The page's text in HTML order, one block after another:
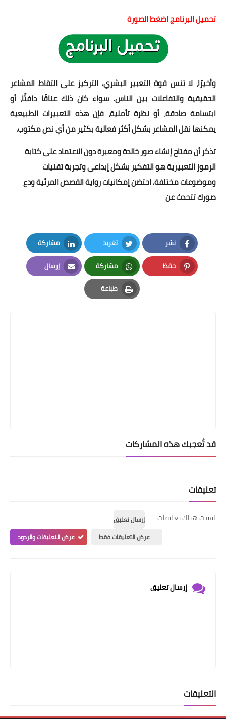
تحميل البرنامج اضغط الصورة
وأخيرًا، لا تنس قوة التعبير البشري. التركيز على التقاط المشاعر
الحقيقية والتفاعلات بين الناس. سواء كان ذلك عناقًا دافئًا، أو
ابتسامة صادقة، أو نظرة تأملية، فإن هذه التعبيرات الطبيعية
يمكنها نقل المشاعر بشكل أكثر فعالية بكثير من أي نص مكتوب.
تذكر أن مفتاح إنشاء صور خالدة ومعبرة دون الاعتماد على كتابة
الرموز التعبيرية هو التفكير بشكل إبداعي وتجربة تقنيات
وموضوعات مختلفة. احتضن إمكانيات رواية القصص المرئية ودع
صورك تتحدث عن
نشر
Facebook
تغريد
Twitter
مشاركة
LinkedIn
حفظ
Pinterest
مشاركة
Whatsapp
إرسال
Email
طباعة
Print
قد تُعجبك هذه المشاركات
تعليقات
ليست هناك تعليقات
إرسال تعليق
عرض التعليقات فقط
عرض التعليقات والردود
إرسال تعليق
التعليقات